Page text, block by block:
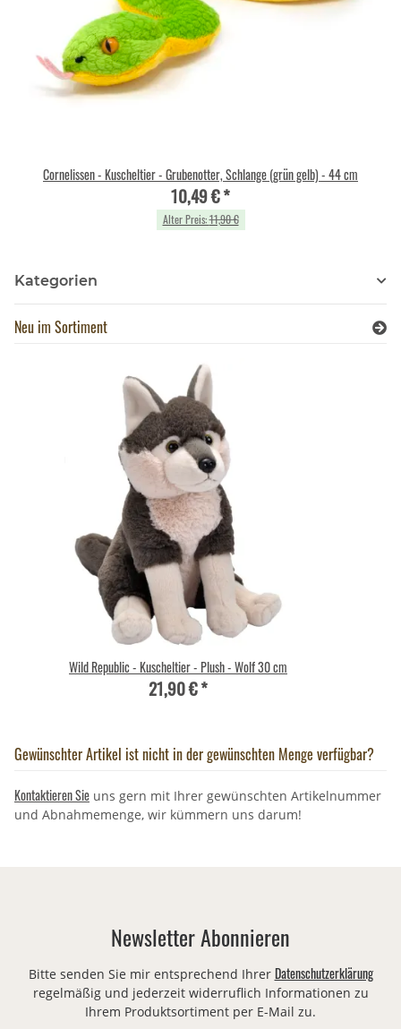
Cornelissen - Kuscheltier - Grubenotter, Schlange (grün gelb) - 44 cm
10,49 €*
Alter Preis:11,90 €
Kategorien
Neu im Sortiment
Wild Republic - Kuscheltier - Plush - Wolf 30 cm
21,90 €*
Gewünschter Artikel ist nicht in der gewünschten Menge verfügbar?
Kontaktieren Sie uns gern mit Ihrer gewünschten Artikelnummer
und Abnahmemenge, wir kümmern uns darum!
Newsletter Abonnieren
Bitte senden Sie mir entsprechend Ihrer Datenschutzerklärung
regelmäßig und jederzeit widerruflich Informationen zu
Ihrem Produktsortiment per E-Mail zu.